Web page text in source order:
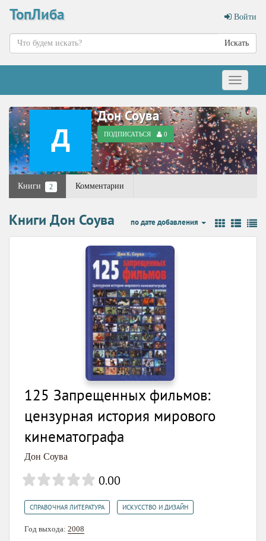
ТопЛиба Войти
Искать
Меню
Дон Соува
ПОДПИСАТЬСЯ 0
Книги 2 Комментарии
Книги Дон Соува по дате добавления
125 Запрещенных фильмов:
цензурная история мирового
кинематографа
Дон Соува
0.00
СПРАВОЧНАЯ ЛИТЕРАТУРА ИСКУССТВО И ДИЗАЙН
Год выхода: 2008